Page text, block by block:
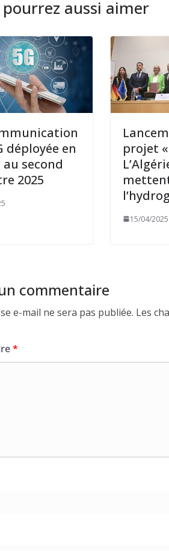
pourrez aussi aimer
déployée en
second
2025
projet
15/04/2025
commentaire
e-mail ne sera pas publiée. Les
*